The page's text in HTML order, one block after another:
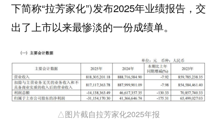
下简称“拉芳家化”)发布2025年业绩报告，交
出了上市以来最惨淡的一份成绩单。
△图片截自拉芳家化2025年报